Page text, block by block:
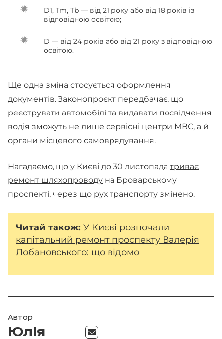
D1, Tm, Tb — від 21 року або від 18 років із
відповідною освітою;
D — від 24 років або від 21 року з відповідною
освітою.
Ще одна зміна стосується оформлення
документів. Законопроєкт передбачає, що
реєструвати автомобілі та видавати посвідчення
водія зможуть не лише сервісні центри МВС, а й
органи місцевого самоврядування.
Нагадаємо, що у Києві до 30 листопада триває
ремонт шляхопроводу на Броварському
проспекті, через що рух транспорту змінено.
Читай також: У Києві розпочали
капітальний ремонт проспекту Валерія
Лобановського: що відомо
Автор
Юлія